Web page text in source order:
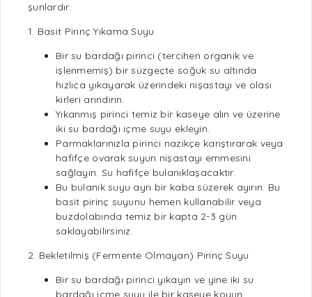
şunlardır:
1. Basit Pirinç Yıkama Suyu
Bir su bardağı pirinci (tercihen organik ve
işlenmemiş) bir süzgeçte soğuk su altında
hızlıca yıkayarak üzerindeki nişastayı ve olası
kirleri arındırın.
Yıkanmış pirinci temiz bir kaseye alın ve üzerine
iki su bardağı içme suyu ekleyin.
Parmaklarınızla pirinci nazikçe karıştırarak veya
hafifçe ovarak suyun nişastayı emmesini
sağlayın. Su hafifçe bulanıklaşacaktır.
Bu bulanık suyu ayrı bir kaba süzerek ayırın. Bu
basit pirinç suyunu hemen kullanabilir veya
buzdolabında temiz bir kapta 2-3 gün
saklayabilirsiniz.
2. Bekletilmiş (Fermente Olmayan) Pirinç Suyu
Bir su bardağı pirinci yıkayın ve yine iki su
bardağı içme suyu ile bir kaseye koyun.